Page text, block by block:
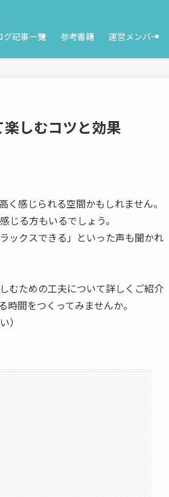
グ記事一覧 参考書籍 運営メンバー
しむコツと効果
感じられる空間かもしれません。
る方もいるでしょう。
ックスできる」といった声も聞かれ
むための工夫について詳しくご紹介
間をつくってみませんか。
）